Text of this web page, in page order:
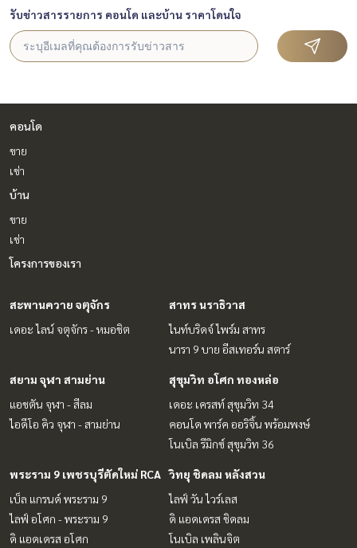
รับข่าวสารรายการ คอนโด และบ้าน ราคาโดนใจ
คอนโด
ขาย
เช่า
บ้าน
ขาย
เช่า
โครงการของเรา
สะพานควาย จตุจักร
เดอะ ไลน์ จตุจักร - หมอชิต
สาทร นราธิวาส
ไนท์บริดจ์ ไพร์ม สาทร
นารา 9 บาย อีสเทอร์น สตาร์
สยาม จุฬา สามย่าน
แอชตัน จุฬา - สีลม
ไอดีโอ คิว จุฬา - สามย่าน
สุขุมวิท อโศก ทองหล่อ
เดอะ เครสท์ สุขุมวิท 34
คอนโด พาร์ค ออริจิ้น พร้อมพงษ์
โนเบิล รีมิกซ์ สุขุมวิท 36
พระราม 9 เพชรบุรีตัดใหม่ RCA
เบ็ล แกรนด์ พระราม 9
ไลฟ์ อโศก - พระราม 9
ดิ แอดเดรส อโศก
วิทยุ ชิดลม หลังสวน
ไลฟ์ วัน ไวร์เลส
ดิ แอดเดรส ชิดลม
โนเบิล เพลินจิต